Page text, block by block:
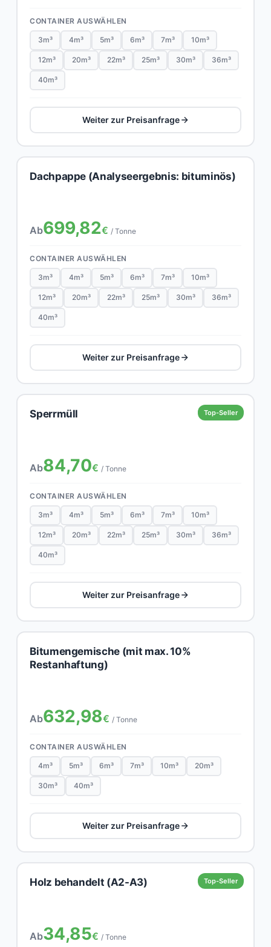
CONTAINER AUSWÄHLEN
3m³ 4m³ 5m³ 6m³ 7m³ 10m³
12m³ 20m³ 22m³ 25m³ 30m³ 36m³
40m³
Weiter zur Preisanfrage
Dachpappe (Analyseergebnis: bituminös)
Ab699,82€ / Tonne
CONTAINER AUSWÄHLEN
3m³ 4m³ 5m³ 6m³ 7m³ 10m³
12m³ 20m³ 22m³ 25m³ 30m³ 36m³
40m³
Weiter zur Preisanfrage
Top-Seller
Sperrmüll
Ab84,70€ / Tonne
CONTAINER AUSWÄHLEN
3m³ 4m³ 5m³ 6m³ 7m³ 10m³
12m³ 20m³ 22m³ 25m³ 30m³ 36m³
40m³
Weiter zur Preisanfrage
Bitumengemische (mit max. 10%
Restanhaftung)
Ab632,98€ / Tonne
CONTAINER AUSWÄHLEN
4m³ 5m³ 6m³ 7m³ 10m³ 20m³
30m³ 40m³
Weiter zur Preisanfrage
Top-Seller
Holz behandelt (A2-A3)
Ab34,85€ / Tonne